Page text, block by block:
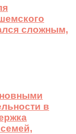
сложным,
в